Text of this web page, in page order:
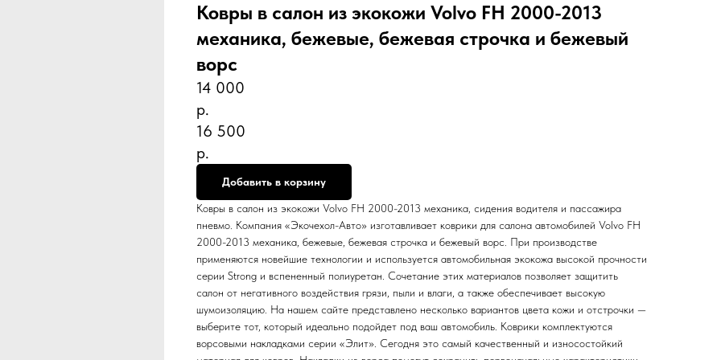
Ковры в салон из экокожи Volvo FH 2000-2013
механика, бежевые, бежевая строчка и бежевый
ворс
14 000
р.
16 500
р.
Добавить в корзину
Ковры в салон из экокожи Volvo FH 2000-2013 механика, сидения водителя и пассажира
пневмо. Компания «Экочехол-Авто» изготавливает коврики для салона автомобилей Volvo FH
2000-2013 механика, бежевые, бежевая строчка и бежевый ворс. При производстве
применяются новейшие технологии и используется автомобильная экокожа высокой прочности
серии Strong и вспененный полиуретан. Сочетание этих материалов позволяет защитить
салон от негативного воздействия грязи, пыли и влаги, а также обеспечивает высокую
шумоизоляцию. На нашем сайте представлено несколько вариантов цвета кожи и отстрочки —
выберите тот, который идеально подойдет под ваш автомобиль. Коврики комплектуются
ворсовыми накладками серии «Элит». Сегодня это самый качественный и износостойкий